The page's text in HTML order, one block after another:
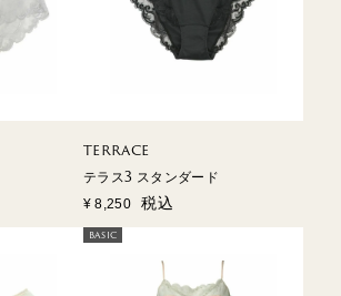
TERRACE
テラス3 スタンダード
¥ 8,250 税込
BASIC